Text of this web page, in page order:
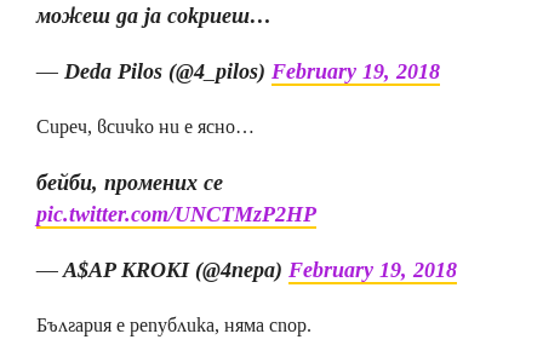
можеш да ја сокриеш…
— Deda Pilos (@4_pilos) February 19, 2018
Сиреч, всичко ни е ясно…
бейби, промених се
pic.twitter.com/UNCTMzP2HP
— A$AP KROKI (@4nepa) February 19, 2018
България е република, няма спор.